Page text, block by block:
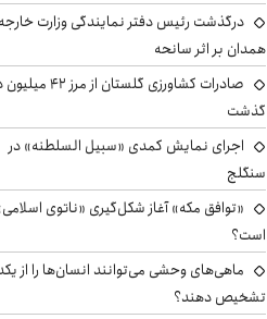
درگذشت رئیس دفتر نمایندگی وزارت
همدان بر اثر سانحه
صادرات کشاورزی گلستان از مرز
گذشت
اجرای نمایش کمدی «سبیل السلطنه» در
سنگلج
«توافق مکه» آغاز شکل‌گیری «ناتوی
است؟
ماهی‌های وحشی می‌توانند انسان‌ها را از
تشخیص دهند؟